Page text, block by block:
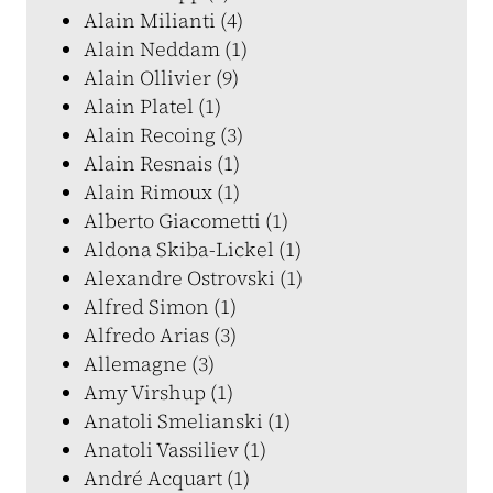
Alain Milianti (4)
Alain Neddam (1)
Alain Ollivier (9)
Alain Platel (1)
Alain Recoing (3)
Alain Resnais (1)
Alain Rimoux (1)
Alberto Giacometti (1)
Aldona Skiba-Lickel (1)
Alexandre Ostrovski (1)
Alfred Simon (1)
Alfredo Arias (3)
Allemagne (3)
Amy Virshup (1)
Anatoli Smelianski (1)
Anatoli Vassiliev (1)
André Acquart (1)